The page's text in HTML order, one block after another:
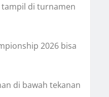
tampil di turnamen
2026 bisa
di bawah tekanan